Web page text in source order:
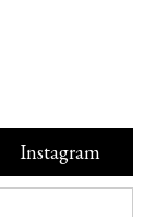
Instagram